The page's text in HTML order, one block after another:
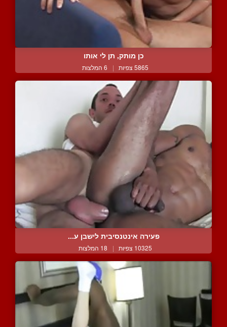
כן מותק, תן לי אותו
5865 צפיות | 6 המלצות
פעירה אינטנסיבית לישבן ע...
10325 צפיות | 18 המלצות